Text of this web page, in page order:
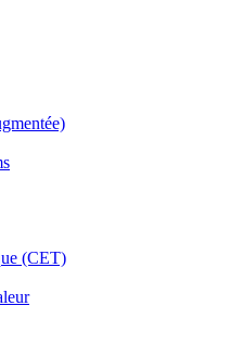
(CET)